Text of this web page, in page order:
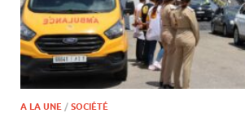
A LA UNE / SOCIÉTÉ